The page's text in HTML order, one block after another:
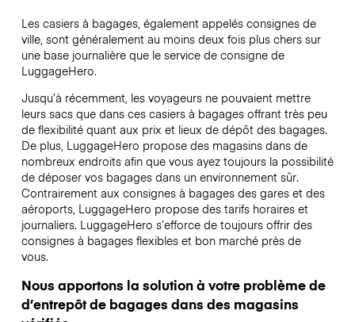
Les casiers à bagages, également appelés consignes de
ville, sont généralement au moins deux fois plus chers sur
une base journalière que le service de consigne de
LuggageHero.
Jusqu’à récemment, les voyageurs ne pouvaient mettre
leurs sacs que dans ces casiers à bagages offrant très peu
de flexibilité quant aux prix et lieux de dépôt des bagages.
De plus, LuggageHero propose des magasins dans de
nombreux endroits afin que vous ayez toujours la possibilité
de déposer vos bagages dans un environnement sûr.
Contrairement aux consignes à bagages des gares et des
aéroports, LuggageHero propose des tarifs horaires et
journaliers. LuggageHero s’efforce de toujours offrir des
consignes à bagages flexibles et bon marché près de
vous.
Nous apportons la solution à votre problème de
d’entrepôt de bagages dans des magasins